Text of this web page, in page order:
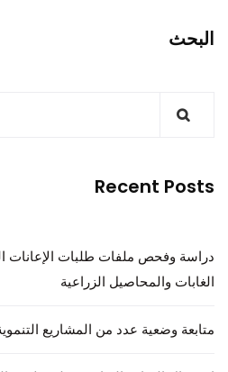
البحث
Recent Posts
دراسة وفحص ملفات طلبات الإعانات
الغابات والمحاصيل الزراعية
متابعة وضعية عدد من المشاريع